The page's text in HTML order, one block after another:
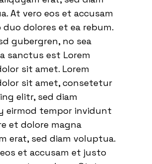
At vero eos et accusam
dolores et ea rebum.
gubergren, no sea
sanctus est Lorem
sit amet. Lorem
sit amet, consetetur
elitr, sed diam
eirmod tempor invidunt
et dolore magna
erat, sed diam voluptua.
et accusam et justo